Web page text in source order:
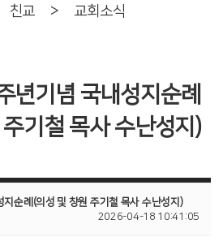
친교 > 교회소식
년기념 국내성지순례
기철 목사 수난성지)
순례(의성 및 창원 주기철 목사 수난성지)
2026-04-18 10:41:05